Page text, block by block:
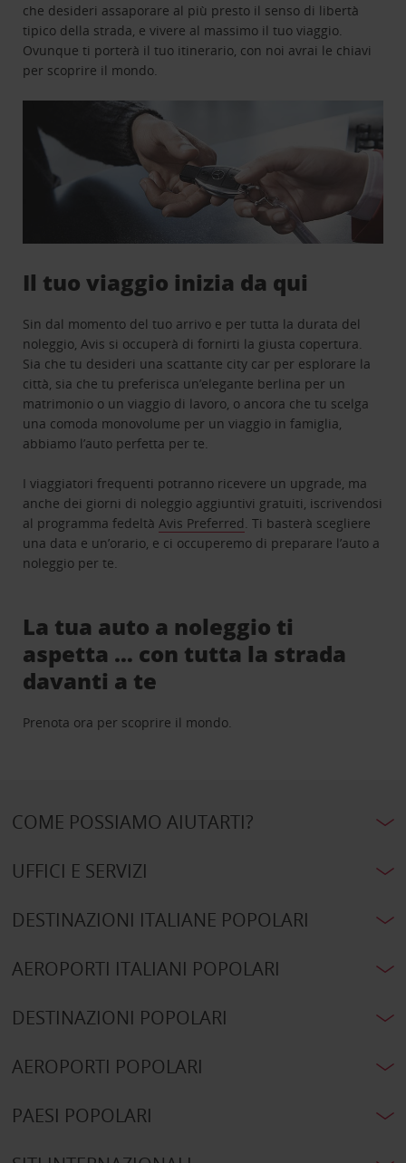
che desideri assaporare al più presto il senso di libertà
tipico della strada, e vivere al massimo il tuo viaggio.
Ovunque ti porterà il tuo itinerario, con noi avrai le chiavi
per scoprire il mondo.
Il tuo viaggio inizia da qui
Sin dal momento del tuo arrivo e per tutta la durata del
noleggio, Avis si occuperà di fornirti la giusta copertura.
Sia che tu desideri una scattante city car per esplorare la
città, sia che tu preferisca un’elegante berlina per un
matrimonio o un viaggio di lavoro, o ancora che tu scelga
una comoda monovolume per un viaggio in famiglia,
abbiamo l’auto perfetta per te.
I viaggiatori frequenti potranno ricevere un upgrade, ma
anche dei giorni di noleggio aggiuntivi gratuiti, iscrivendosi
al programma fedeltàAvis Preferred. Ti basterà scegliere
una data e un’orario, e ci occuperemo di preparare l’auto a
noleggio per te.
La tua auto a noleggio ti
aspetta … con tutta la strada
davanti a te
Prenota ora per scoprire il mondo.
COME POSSIAMO AIUTARTI?
UFFICI E SERVIZI
DESTINAZIONI ITALIANE POPOLARI
AEROPORTI ITALIANI POPOLARI
DESTINAZIONI POPOLARI
AEROPORTI POPOLARI
PAESI POPOLARI